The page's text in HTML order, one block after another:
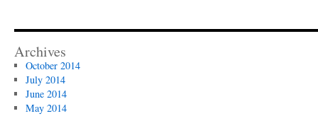
Archives
October 2014
July 2014
June 2014
May 2014